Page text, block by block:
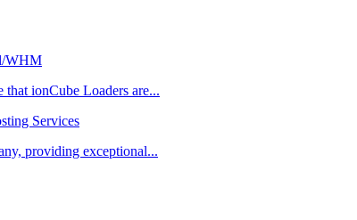
WHM
ionCube Loaders are...
Services
providing exceptional...